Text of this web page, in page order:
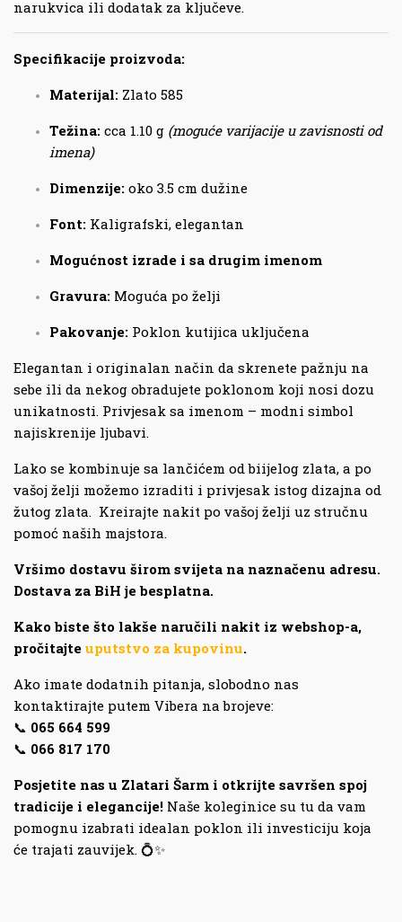
narukvica ili dodatak za ključeve.
Specifikacije proizvoda:
Materijal: Zlato 585
Težina: cca 1.10 g (moguće varijacije u zavisnosti od
imena)
Dimenzije: oko 3.5 cm dužine
Font: Kaligrafski, elegantan
Mogućnost izrade i sa drugim imenom
Gravura: Moguća po želji
Pakovanje: Poklon kutijica uključena
Elegantan i originalan način da skrenete pažnju na
sebe ili da nekog obradujete poklonom koji nosi dozu
unikatnosti. Privjesak sa imenom – modni simbol
najiskrenije ljubavi.
Lako se kombinuje sa lančićem od biijelog zlata, a po
vašoj želji možemo izraditi i privjesak istog dizajna od
žutog zlata. Kreirajte nakit po vašoj želji uz stručnu
pomoć naših majstora.
Vršimo dostavu širom svijeta na naznačenu adresu.
Dostava za BiH je besplatna.
Kako biste što lakše naručili nakit iz webshop-a,
pročitajte uputstvo za kupovinu.
Ako imate dodatnih pitanja, slobodno nas
kontaktirajte putem Vibera na brojeve:
📞 065 664 599
📞 066 817 170
Posjetite nas u Zlatari Šarm i otkrijte savršen spoj
tradicije i elegancije! Naše koleginice su tu da vam
pomognu izabrati idealan poklon ili investiciju koja
će trajati zauvijek. 💍✨